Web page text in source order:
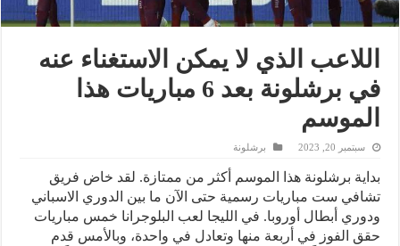
اللاعب الذي لا يمكن الاستغناء عنه
في برشلونة بعد 6 مباريات هذا
الموسم
سبتمبر 20, 2023 برشلونة
بداية برشلونة هذا الموسم أكثر من ممتازة. لقد خاض فريق
تشافي ست مباريات رسمية حتى الآن ما بين الدوري الاسباني
ودوري أبطال أوروبا. في الليجا لعب البلوجرانا خمس مباريات
حقق الفوز في أربعة منها وتعادل في واحدة، وبالأمس قدم